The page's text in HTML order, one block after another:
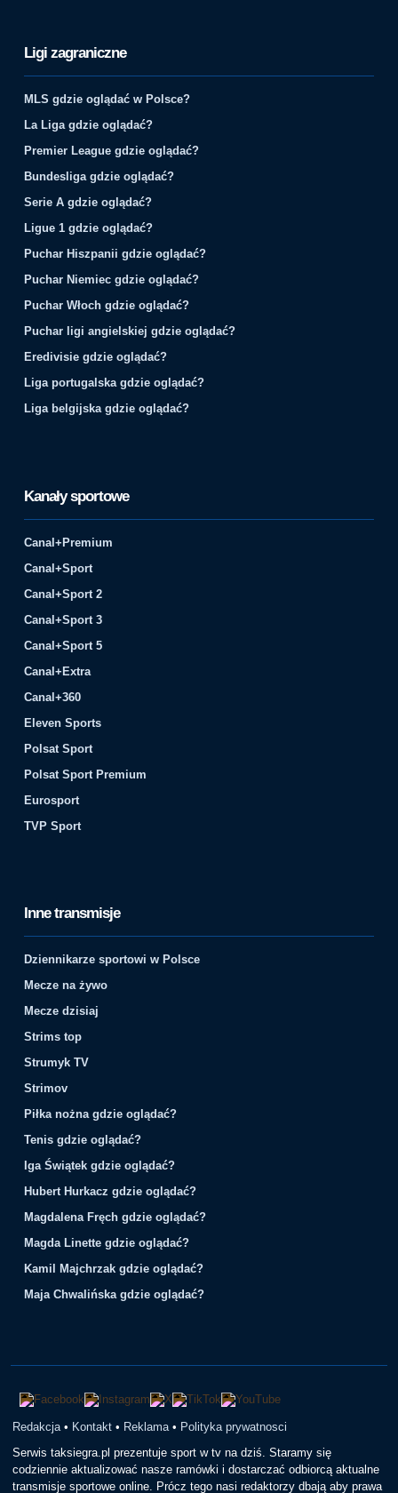
Ligi zagraniczne
MLS gdzie oglądać w Polsce?
La Liga gdzie oglądać?
Premier League gdzie oglądać?
Bundesliga gdzie oglądać?
Serie A gdzie oglądać?
Ligue 1 gdzie oglądać?
Puchar Hiszpanii gdzie oglądać?
Puchar Niemiec gdzie oglądać?
Puchar Włoch gdzie oglądać?
Puchar ligi angielskiej gdzie oglądać?
Eredivisie gdzie oglądać?
Liga portugalska gdzie oglądać?
Liga belgijska gdzie oglądać?
Kanały sportowe
Canal+Premium
Canal+Sport
Canal+Sport 2
Canal+Sport 3
Canal+Sport 5
Canal+Extra
Canal+360
Eleven Sports
Polsat Sport
Polsat Sport Premium
Eurosport
TVP Sport
Inne transmisje
Dziennikarze sportowi w Polsce
Mecze na żywo
Mecze dzisiaj
Strims top
Strumyk TV
Strimov
Piłka nożna gdzie oglądać?
Tenis gdzie oglądać?
Iga Świątek gdzie oglądać?
Hubert Hurkacz gdzie oglądać?
Magdalena Fręch gdzie oglądać?
Magda Linette gdzie oglądać?
Kamil Majchrzak gdzie oglądać?
Maja Chwalińska gdzie oglądać?
Redakcja • Kontakt • Reklama • Polityka prywatnosci
Serwis taksiegra.pl prezentuje sport w tv na dziś. Staramy się
codziennie aktualizować nasze ramówki i dostarczać odbiorcą aktualne
transmisje sportowe online. Prócz tego nasi redaktorzy dbają aby prawa